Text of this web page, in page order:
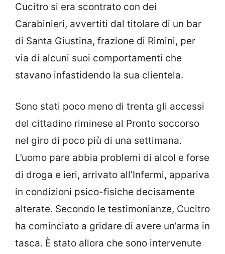
Cucitro si era scontrato con dei
Carabinieri, avvertiti dal titolare di un bar
di Santa Giustina, frazione di Rimini, per
via di alcuni suoi comportamenti che
stavano infastidendo la sua clientela.
Sono stati poco meno di trenta gli accessi
del cittadino riminese al Pronto soccorso
nel giro di poco più di una settimana.
L’uomo pare abbia problemi di alcol e forse
di droga e ieri, arrivato all’Infermi, appariva
in condizioni psico-fisiche decisamente
alterate. Secondo le testimonianze, Cucitro
ha cominciato a gridare di avere un’arma in
tasca. È stato allora che sono intervenute